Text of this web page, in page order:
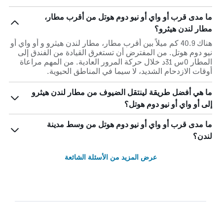
ما مدى قرب أو واي أو نيو دوم هوتل من أقرب مطار،
مطار لندن هيثرو؟
هناك 40.9 كم ميلاً بين أقرب مطار، مطار لندن هيثرو و أو واي أو
نيو دوم هوتل. من المفترض أن تستغرق القيادة من الفندق إلى
المطار 0س 31د خلال حركة المرور العادية. من المهم مراعاة
أوقات الازدحام الشديد، لا سيما في المناطق الحيوية.
ما هي أفضل طريقة لينتقل الضيوف من مطار لندن هيثرو
إلى أو واي أو نيو دوم هوتل؟
ما مدى قرب أو واي أو نيو دوم هوتل من وسط مدينة
لندن؟
عرض المزيد من الأسئلة الشائعة